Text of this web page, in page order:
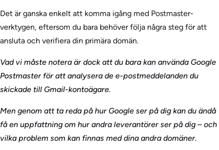
Det är ganska enkelt att komma igång med Postmaster-
verktygen, eftersom du bara behöver följa några steg för att
ansluta och verifiera din primära domän.
Vad vi måste notera är dock att du bara kan använda Google
Postmaster för att analysera de e-postmeddelanden du
skickade till Gmail-kontoägare.
Men genom att ta reda på hur Google ser på dig kan du ändå
få en uppfattning om hur andra leverantörer ser på dig – och
vilka problem som kan finnas med dina andra domäner.